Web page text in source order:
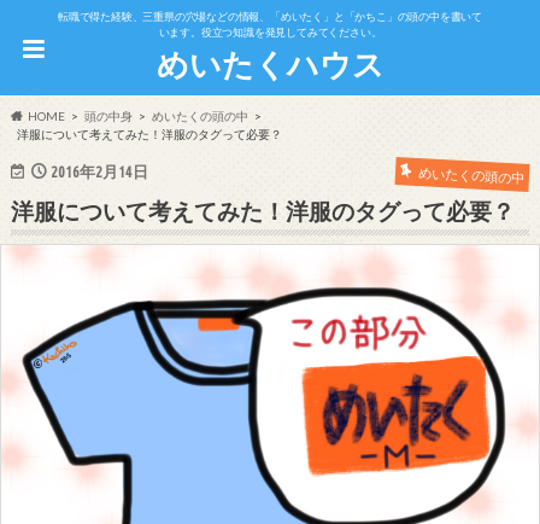
転職で得た経験、三重県の穴場などの情報、「めいたく」と「かちこ」の頭の中を書いて
います。役立つ知識を発見してみてください。
めいたくハウス
HOME 頭の中身
めいたくの頭の中
洋服について考えてみた！洋服のタグって必要？
2016年2月14日 めいたくの頭の中
洋服について考えてみた！洋服のタグって必要？